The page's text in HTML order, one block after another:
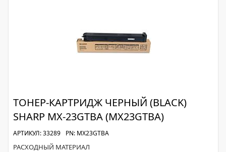
ТОНЕР-КАРТРИДЖ ЧЕРНЫЙ (BLACK)
SHARP MX-23GTBA (MX23GTBA)
АРТИКУЛ: 33289 PN: MX23GTBA
РАСХОДНЫЙ МАТЕРИАЛ